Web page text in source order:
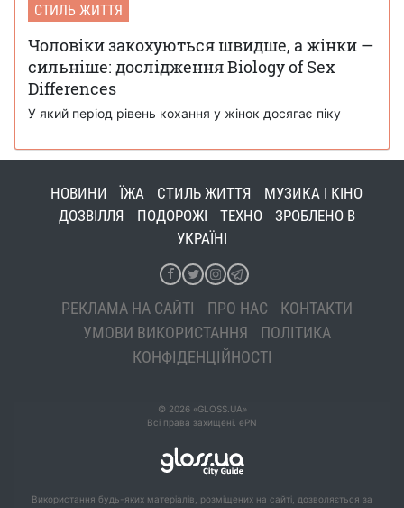
СТИЛЬ ЖИТТЯ
Чоловіки закохуються швидше, а жінки —
сильніше: дослідження Biology of Sex
Differences
У який період рівень кохання у жінок досягає піку
НОВИНИ ЇЖА СТИЛЬ ЖИТТЯ
МУЗИКА І КІНО
ДОЗВІЛЛЯ
ПОДОРОЖІ ТЕХНО
ЗРОБЛЕНО В
УКРАЇНІ
РЕКЛАМА НА САЙТІ ПРО НАС
КОНТАКТИ
УМОВИ ВИКОРИСТАННЯ
ПОЛІТИКА
КОНФІДЕНЦІЙНОСТІ
© 2026 «GLOSS.UA»
Всі права захищені. ePN
Використання будь-яких матеріалів, розміщених на сайті, дозволяється за